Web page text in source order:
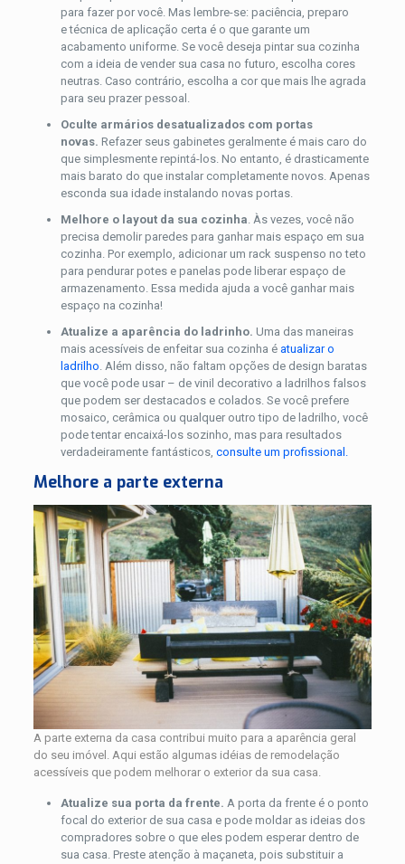
para fazer por você. Mas lembre-se: paciência, preparo
e técnica de aplicação certa é o que garante um
acabamento uniforme. Se você deseja pintar sua cozinha
com a ideia de vender sua casa no futuro, escolha cores
neutras. Caso contrário, escolha a cor que mais lhe agrada
para seu prazer pessoal.
Oculte armários desatualizados com portas
novas. Refazer seus gabinetes geralmente é mais caro do
que simplesmente repintá-los. No entanto, é drasticamente
mais barato do que instalar completamente novos. Apenas
esconda sua idade instalando novas portas.
Melhore o layout da sua cozinha. Às vezes, você não
precisa demolir paredes para ganhar mais espaço em sua
cozinha. Por exemplo, adicionar um rack suspenso no teto
para pendurar potes e panelas pode liberar espaço de
armazenamento. Essa medida ajuda a você ganhar mais
espaço na cozinha!
Atualize a aparência do ladrinho. Uma das maneiras
mais acessíveis de enfeitar sua cozinha é atualizar o
ladrilho. Além disso, não faltam opções de design baratas
que você pode usar – de vinil decorativo a ladrilhos falsos
que podem ser destacados e colados. Se você prefere
mosaico, cerâmica ou qualquer outro tipo de ladrilho, você
pode tentar encaixá-los sozinho, mas para resultados
verdadeiramente fantásticos, consulte um profissional.
Melhore a parte externa
A parte externa da casa contribui muito para a aparência geral
do seu imóvel. Aqui estão algumas idéias de remodelação
acessíveis que podem melhorar o exterior da sua casa.
Atualize sua porta da frente. A porta da frente é o ponto
focal do exterior de sua casa e pode moldar as ideias dos
compradores sobre o que eles podem esperar dentro de
sua casa. Preste atenção à maçaneta, pois substituir a